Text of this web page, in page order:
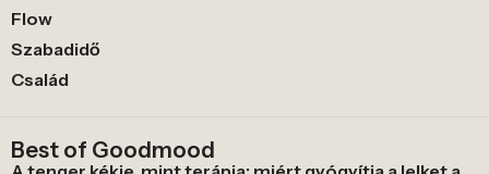
Flow
Szabadidő
Család
Best of Goodmood